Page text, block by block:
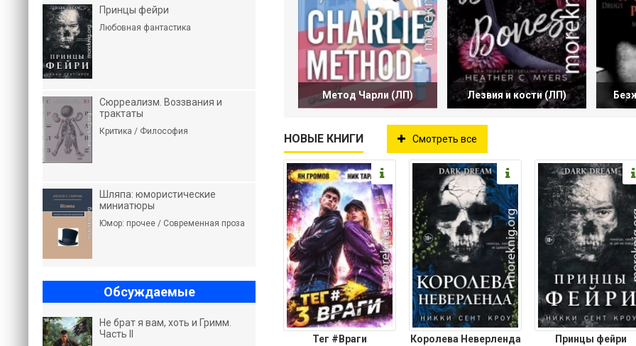
Метод Чарли (ЛП) Лезвия и кости (ЛП)
НОВЫЕ КНИГИ Смотреть все
Тег #Враги Королева Неверленда Принцы фейри
Принцы фейри
Любовная фантастика
Сюрреализм. Воззвания и
трактаты
Критика / Философия
Шляпа: юмористические
миниатюры
Юмор: прочее / Современная проза
Обсуждаемые
Не брат я вам, хоть и Гримм.
Часть II